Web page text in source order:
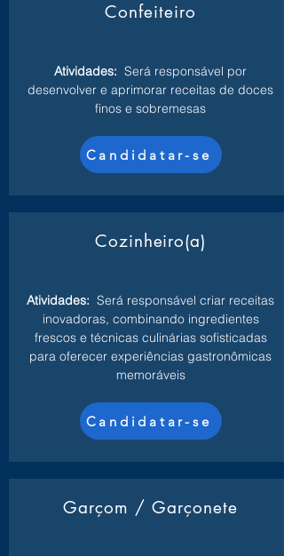
Confeiteiro
Atividades: Será responsável por
desenvolver e aprimorar receitas de doces
finos e sobremesas
Candidatar-se
Cozinheiro(a)
Atividades: Será responsável criar receitas
inovadoras, combinando ingredientes
frescos e técnicas culinárias sofisticadas
para oferecer experiências gastronômicas
memoráveis
Candidatar-se
Garçom / Garçonete